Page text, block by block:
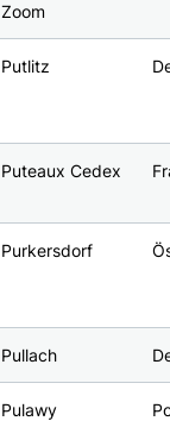
Zoom
Putlitz
Puteaux Cedex
Purkersdorf
Pullach
Pulawy